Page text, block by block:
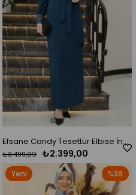
Efsane Candy Tesettür Elbise İndigo
₺2.399,00
₺3.499,00
%39
Yeni